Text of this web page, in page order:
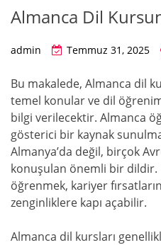
Almanca Dil
admin Temmuz 31, 2025
Bu makalede, Almanca dil
temel konular ve dil
bilgi verilecektir. Almanca
gösterici bir kaynak
Almanya’da değil, birçok
konuşulan önemli bir dildir.
öğrenmek, kariyer
zenginliklere kapı açabilir.
Almanca dil kursları